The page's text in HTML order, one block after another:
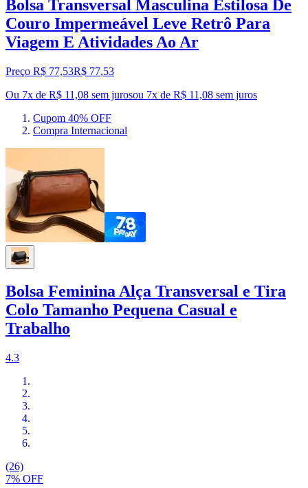
Bolsa Transversal Masculina Estilosa De
Couro Impermeável Leve Retrô Para
Viagem E Atividades Ao Ar
Preço R$ 77,53R$ 77,53
Ou 7x de R$ 11,08 sem jurosou 7x de R$ 11,08 sem juros
Cupom 40% OFF
Compra Internacional
Bolsa Feminina Alça Transversal e Tira
Colo Tamanho Pequena Casual e
Trabalho
4.3
(26)
7% OFF